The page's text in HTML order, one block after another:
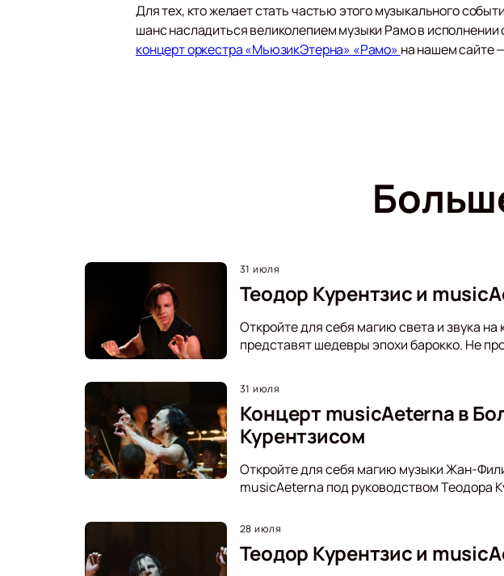
Для тех, кто желает стать частью этого музыкального
шанс насладиться великолепием музыки Рамо в
концерт оркестра «МьюзикЭтерна» «Рамо» на нашем сайте
31 июля
Теодор Курентзис и
Откройте для себя магию света и звука
представят шедевры эпохи барокко. Не
31 июля
Концерт musicAeterna в
Курентзисом
Откройте для себя магию музыки Жан-
musicAeterna под руководством Теодора
28 июля
Теодор Курентзис и